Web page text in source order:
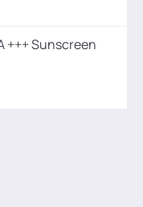
+++ Sunscreen